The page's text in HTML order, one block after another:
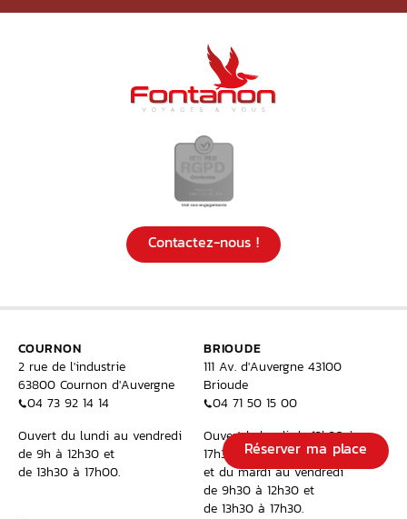
Réserver ma place
Contactez-nous !
COURNON
2 rue de l'industrie
63800 Cournon d'Auvergne
04 73 92 14 14
Ouvert du lundi au vendredi
de 9h à 12h30 et
de 13h30 à 17h00.
BRIOUDE
111 Av. d'Auvergne 43100
Brioude
04 71 50 15 00
Ouvert le lundi de 13h30 à
17h30,
et du mardi au vendredi
de 9h30 à 12h30 et
de 13h30 à 17h30.